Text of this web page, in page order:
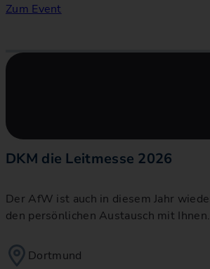
Zum Event
DKM die Leitmesse 2026
Der AfW ist auch in diesem Jahr
den persönlichen Austausch mit
Dortmund